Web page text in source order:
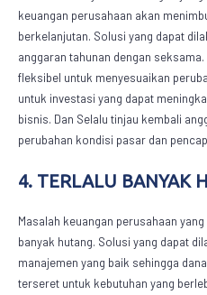
keuangan perusahaan akan
berkelanjutan. Solusi yang dapat
anggaran tahunan dengan
fleksibel untuk menyesuaikan
untuk investasi yang dapat
bisnis. Dan Selalu tinjau kembali
perubahan kondisi pasar dan
4. TERLALU BANYAK
Masalah keuangan perusahaan
banyak hutang. Solusi yang dapat
manajemen yang baik sehingga
terseret untuk kebutuhan yang